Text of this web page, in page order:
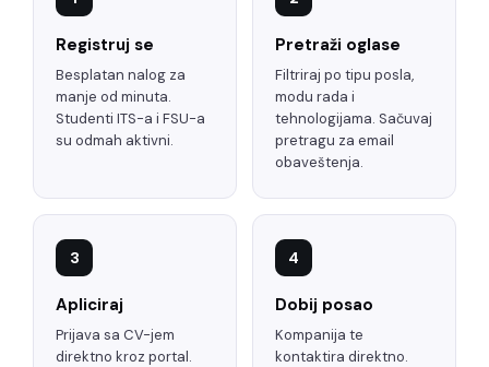
Registruj se
Besplatan nalog za
manje od minuta.
Studenti ITS-a i FSU-a
su odmah aktivni.
Pretraži oglase
Filtriraj po tipu posla,
modu rada i
tehnologijama. Sačuvaj
pretragu za email
obaveštenja.
3
Apliciraj
Prijava sa CV-jem
direktno kroz portal.
4
Dobij posao
Kompanija te
kontaktira direktno.